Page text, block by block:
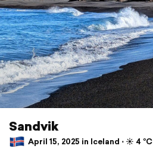
Sandvik
April 15, 2025 in Iceland ⋅ ☀️ 4 °C